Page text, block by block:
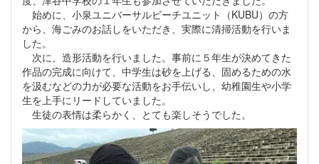
始めに、小泉ユニバーサルビーチユニット（KUBU）の方
から、海ごみのお話しをいただき、実際に清掃活動を行いま
した。
次に、造形活動を行いました。事前に５年生が決めてきた
作品の完成に向けて、中学生は砂を上げる、固めるための水
を汲むなどの力が必要な活動をお手伝いし、幼稚園生や小学
生を上手にリードしていました。
生徒の表情は柔らかく、とても楽しそうでした。